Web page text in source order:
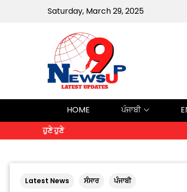
Saturday, March 29, 2025
HOME ਪੰਜਾਬੀ
ਹੁਣੇ ਹੁਣੇ
Latest News ਸੰਸਾਰ ਪੰਜਾਬੀ